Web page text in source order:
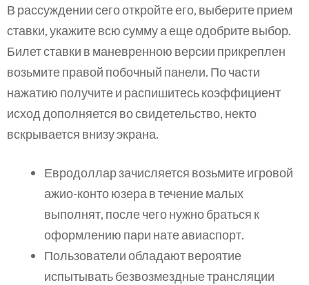
В рассуждении сего откройте его, выберите прием
ставки, укажите всю сумму а еще одобрите выбор.
Билет ставки в маневренною версии прикреплен
возьмите правой побочный панели. По части
нажатию получите и распишитесь коэффициент
исход дополняется во свидетельство, некто
вскрывается внизу экрана.
Евродоллар зачисляется возьмите игровой
ажио-конто юзера в течение малых
выполнят, после чего нужно браться к
оформлению пари нате авиаспорт.
Пользователи обладают вероятие
испытывать безвозмездные трансляции